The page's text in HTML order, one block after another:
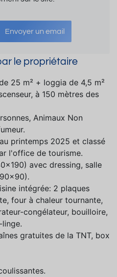
Envoyer un email
le propriétaire
25 m² + loggia de 4,5 m²
à 150 mètres des
Animaux Non
printemps 2025 et classé
l'office de tourisme.
avec dressing, salle
intégrée: 2 plaques
four à chaleur tournante,
congélateur, bouilloire,
gratuites de la TNT, box